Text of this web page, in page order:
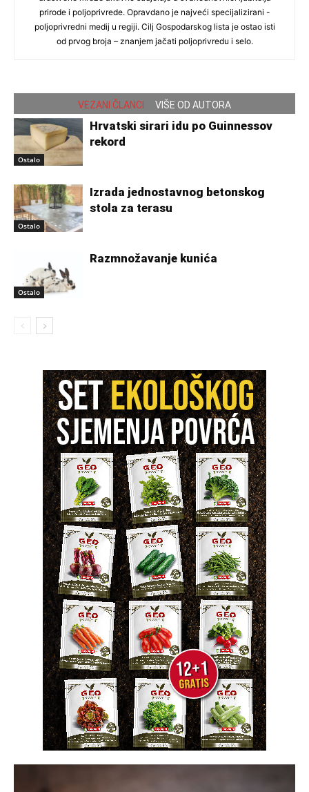
prirode i poljoprivrede. Opravdano je najveći specijalizirani -
poljoprivredni medij u regiji. Cilj Gospodarskog lista je ostao isti
od prvog broja – znanjem jačati poljoprivredu i selo.
VEZANI ČLANCI VIŠE OD AUTORA
Ostalo
Hrvatski sirari idu po Guinnessov
rekord
Ostalo
Izrada jednostavnog betonskog
stola za terasu
Ostalo
Razmnožavanje kunića